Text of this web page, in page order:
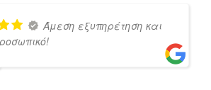
Άμεση εξυπηρέτηση και